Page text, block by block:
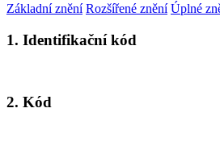
Základní znění Rozšířené znění Úplné
1. Identifikační kód
2. Kód